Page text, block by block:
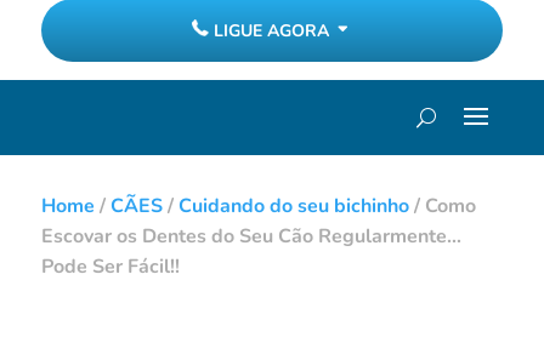
LIGUE AGORA
Home /CÃES/Cuidando do seu bichinho/ Como
Escovar os Dentes do Seu Cão Regularmente…
Pode Ser Fácil!!